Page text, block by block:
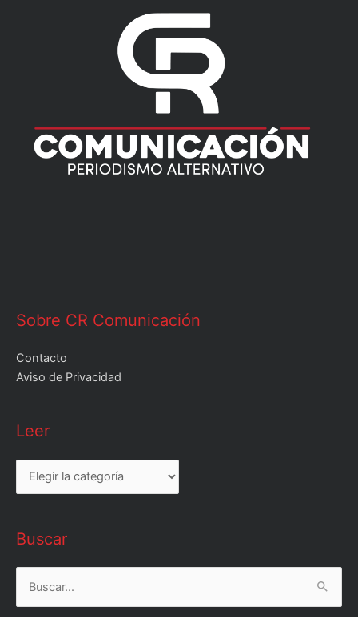
Sobre CR Comunicación
Contacto
Aviso de Privacidad
Leer
Leer
Buscar
Buscar
por: